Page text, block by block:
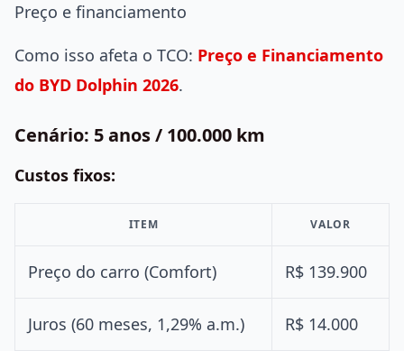
Preço e financiamento
Como isso afeta o TCO: Preço e Financiamento
do BYD Dolphin 2026.
Cenário: 5 anos / 100.000 km
Custos fixos:
ITEM VALOR
Preço do carro (Comfort) R$ 139.900
Juros (60 meses, 1,29% a.m.) R$ 14.000